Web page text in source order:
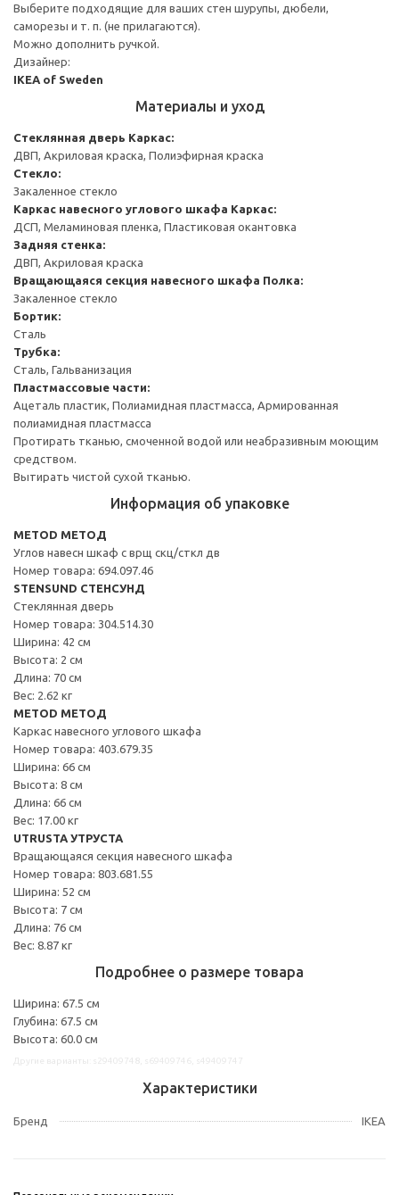
Выберите подходящие для ваших стен шурупы, дюбели,
саморезы и т. п. (не прилагаются).
Можно дополнить ручкой.
Дизайнер:
IKEA of Sweden
Материалы и уход
Стеклянная дверь Каркас:
ДВП, Акриловая краска, Полиэфирная краска
Стекло:
Закаленное стекло
Каркас навесного углового шкафа Каркас:
ДСП, Меламиновая пленка, Пластиковая окантовка
Задняя стенка:
ДВП, Акриловая краска
Вращающаяся секция навесного шкафа Полка:
Закаленное стекло
Бортик:
Сталь
Трубка:
Сталь, Гальванизация
Пластмассовые части:
Ацеталь пластик, Полиамидная пластмасса, Армированная
полиамидная пластмасса
Протирать тканью, смоченной водой или неабразивным моющим
средством.
Вытирать чистой сухой тканью.
Информация об упаковке
METOD МЕТОД
Углов навесн шкаф с врщ скц/сткл дв
Номер товара: 694.097.46
STENSUND СТЕНСУНД
Стеклянная дверь
Номер товара: 304.514.30
Ширина: 42 см
Высота: 2 см
Длина: 70 см
Вес: 2.62 кг
METOD МЕТОД
Каркас навесного углового шкафа
Номер товара: 403.679.35
Ширина: 66 см
Высота: 8 см
Длина: 66 см
Вес: 17.00 кг
UTRUSTA УТРУСТА
Вращающаяся секция навесного шкафа
Номер товара: 803.681.55
Ширина: 52 см
Высота: 7 см
Длина: 76 см
Вес: 8.87 кг
Подробнее о размере товара
Ширина: 67.5 см
Глубина: 67.5 см
Высота: 60.0 см
Характеристики
Бренд IKEA